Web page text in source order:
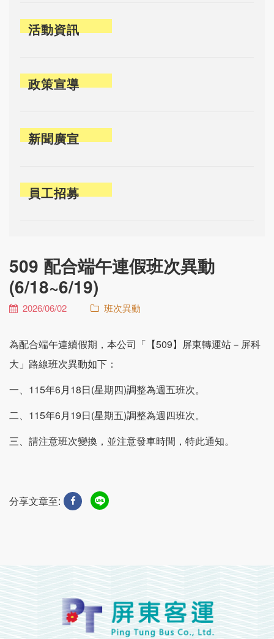
活動資訊
政策宣導
新聞廣宣
員工招募
509 配合端午連假班次異動
(6/18~6/19)
2026/06/02 班次異動
為配合端午連續假期，本公司「【509】屏東轉運站－屏科
大」路線班次異動如下：
一、115年6月18日(星期四)調整為週五班次。
二、115年6月19日(星期五)調整為週四班次。
三、請注意班次變換，並注意發車時間，特此通知。
分享文章至: